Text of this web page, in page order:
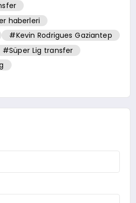
haberleri
#Kevin Rodrigues Gaziantep
#Süper Lig transfer